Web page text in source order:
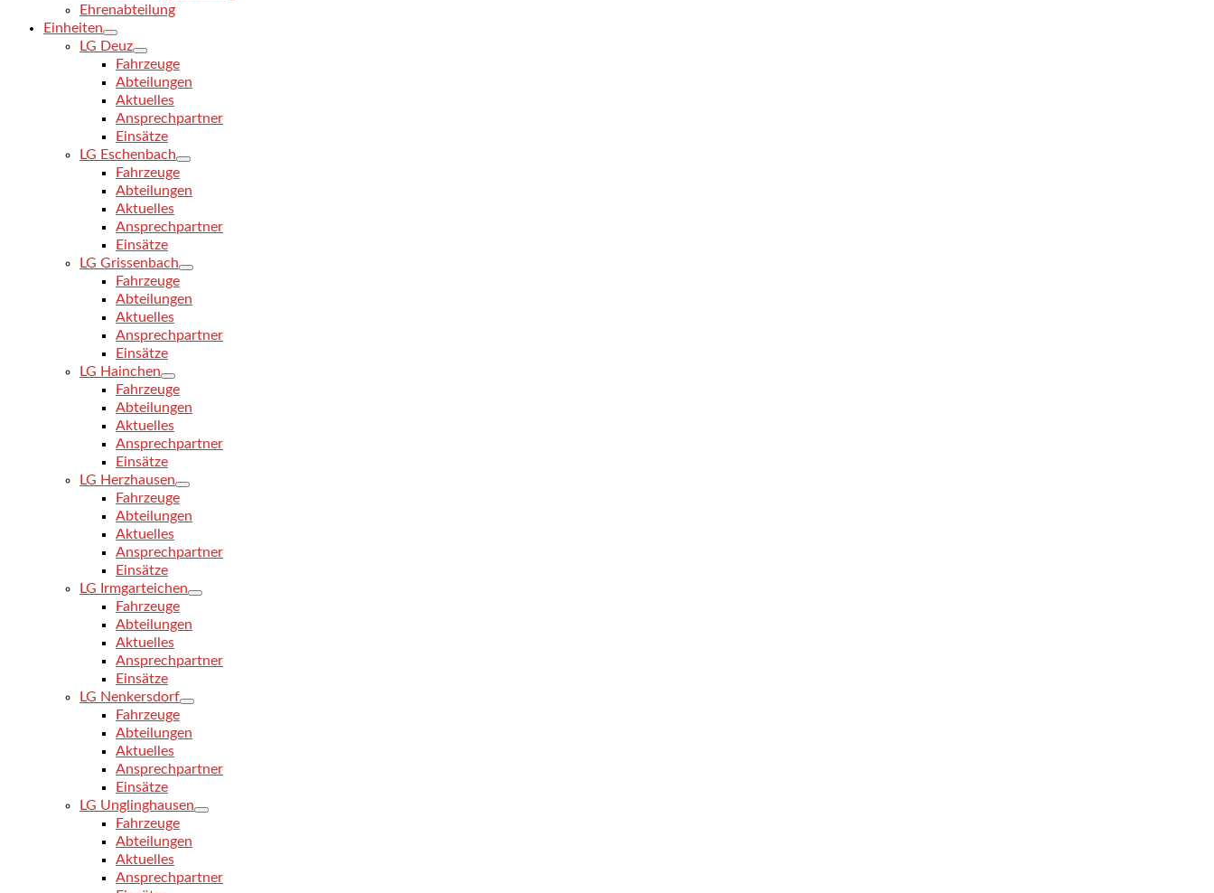
Ehrenabteilung
Einheiten
LG Deuz
Fahrzeuge
Abteilungen
Aktuelles
Ansprechpartner
Einsätze
LG Eschenbach
Fahrzeuge
Abteilungen
Aktuelles
Ansprechpartner
Einsätze
LG Grissenbach
Fahrzeuge
Abteilungen
Aktuelles
Ansprechpartner
Einsätze
LG Hainchen
Fahrzeuge
Abteilungen
Aktuelles
Ansprechpartner
Einsätze
LG Herzhausen
Fahrzeuge
Abteilungen
Aktuelles
Ansprechpartner
Einsätze
LG Irmgarteichen
Fahrzeuge
Abteilungen
Aktuelles
Ansprechpartner
Einsätze
LG Nenkersdorf
Fahrzeuge
Abteilungen
Aktuelles
Ansprechpartner
Einsätze
LG Unglinghausen
Fahrzeuge
Abteilungen
Aktuelles
Ansprechpartner